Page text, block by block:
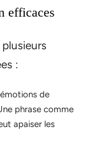
efficaces
:
de
phrase comme
apaiser les